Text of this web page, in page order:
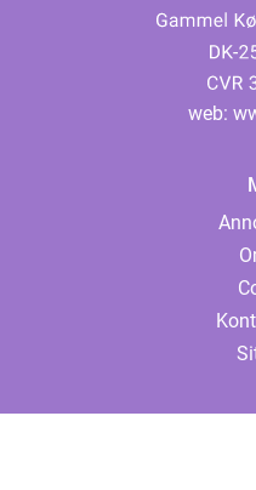
web: